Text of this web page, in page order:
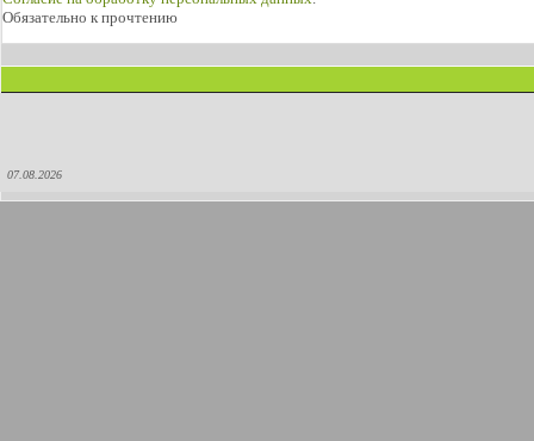
Обязательно к прочтению
07.08.2026